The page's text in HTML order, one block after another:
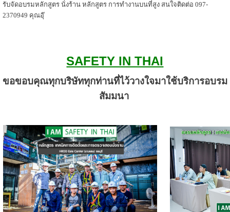
รับจัดอบรมหลักสูตร นั่งร้าน หลักสูตร การทำงานบนที่สูง สนใจติดต่อ 097-
2370949 คุณอุ๊
SAFETY IN THAI
ขอขอบคุณทุกบริษัททุกท่านที่ไว้วางใจมาใช้บริการอบรม
สัมมนา